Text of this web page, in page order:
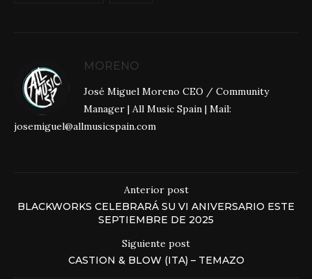
MORENO
José Miguel Moreno CEO / Community
Manager | All Music Spain | Mail:
josemiguel@allmusicspain.com
Anterior post
BLACKWORKS CELEBRARÁ SU VI ANIVERSARIO ESTE
SEPTIEMBRE DE 2025
Siguiente post
CASTION & BLOW (ITA) – TEMAZO